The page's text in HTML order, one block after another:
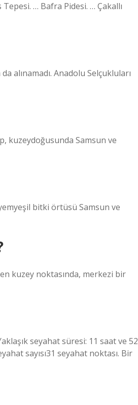
… Bafra Pidesi. … Çakallı
alınamadı. Anadolu Selçukluları
kuzeydoğusunda Samsun ve
bitki örtüsü Samsun ve
kuzey noktasında, merkezi bir
seyahat süresi: 11 saat ve 52
sayısı31 seyahat noktası. Bir